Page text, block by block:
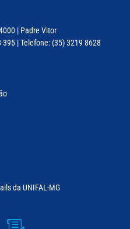
| Padre Vitor
| Telefone: (35) 3219 8628
da UNIFAL-MG